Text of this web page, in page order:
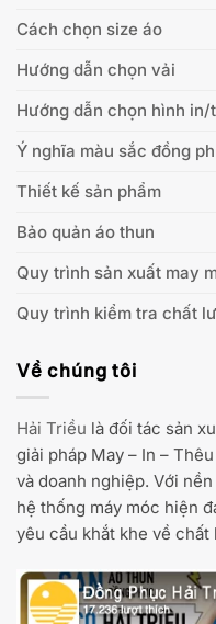
Cách chọn size áo
Hướng dẫn chọn vải
Hướng dẫn chọn hình in/
Ý nghĩa màu sắc đồng
Thiết kế sản phẩm
Bảo quản áo thun
Quy trình sản xuất may
Quy trình kiểm tra chất
Về chúng tôi
Hải Triều là đối tác sản
giải pháp May – In –
và doanh nghiệp. Với
hệ thống máy móc hiện
yêu cầu khắt khe về